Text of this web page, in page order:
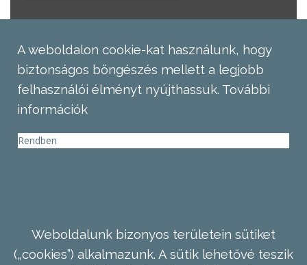
A weboldalon cookie-kat használunk, hogy
biztonságos böngészés mellett a legjobb
felhasználói élményt nyújthassuk. További
információk
Rendben
Weboldalunk bizonyos területein sütiket
(„cookies”) alkalmazunk. A sütik lehetővé teszik